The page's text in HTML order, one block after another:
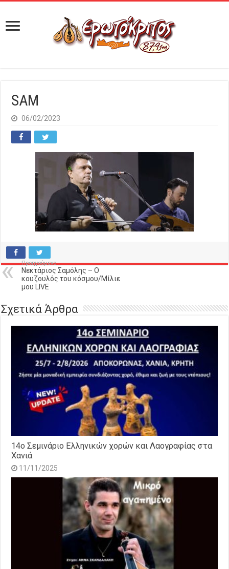
SAM
06/02/2023
Προηγούμενο
Νεκτάριος Σαμόλης – Ο
κουζουλός του κόσμου/Μίλιε
μου LIVE
Σχετικά Άρθρα
14o Σεμινάριο Ελληνικών χορών και Λαογραφίας στα
Χανιά
11/11/2025